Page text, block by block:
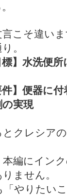
。 【ク
言こそ違い
。
標】水洗便
件】便器に
実現
とクレシア
本編にイン
ません。
「やりたい